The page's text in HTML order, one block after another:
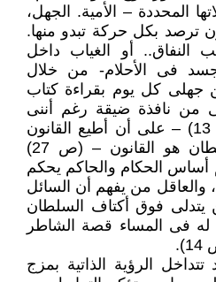
المحددة – الأمية. الجهل،
ترصد بكل حركة تبدو منها.
النفاق.. أو الغياب داخل
فى الأحلام- من خلال
كل يوم بقراءة كتاب
من نافذة ضيقة رغم أننى
فتحت لها كل الأبواب (ص 13) – على أن أطيع القانون
مهما كان – فقانون السلطان هو القانون – (ص 27)
أساس الحكام والحاكم يحكم
والعاقل من يفهم أن السائل
فوق أكتاف السلطان
فى المساء قصة الشاطر
الرؤية الذاتية بمزج